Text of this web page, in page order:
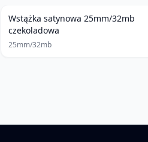
Wstążka satynowa 25mm/32mb
czekoladowa
25mm/32mb